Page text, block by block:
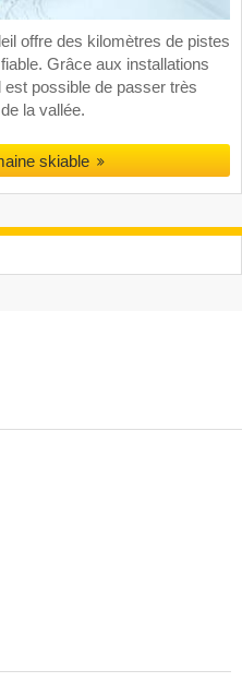
offre des kilomètres de pistes
Grâce aux installations
possible de passer très
la vallée.
skiable